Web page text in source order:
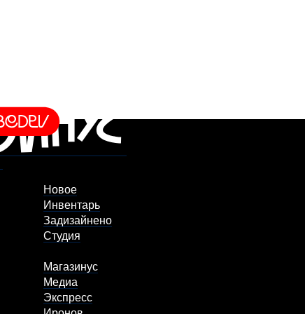
Новое
Инвентарь
Задизайнено
Студия
Магазинус
Медиа
Экспресс